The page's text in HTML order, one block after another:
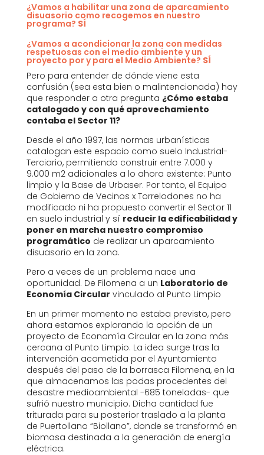
¿Vamos a habilitar una zona de aparcamiento
disuasorio como recogemos en nuestro
programa? SÍ
¿Vamos a acondicionar la zona con medidas
respetuosas con el medio ambiente y un
proyecto por y para el Medio Ambiente? SÍ
Pero para entender de dónde viene esta
confusión (sea esta bien o malintencionada) hay
que responder a otra pregunta ¿Cómo estaba
catalogado y con qué aprovechamiento
contaba el Sector 11?
Desde el año 1997, las normas urbanísticas
catalogan este espacio como suelo Industrial-
Terciario, permitiendo construir entre 7.000 y
9.000 m2 adicionales a lo ahora existente: Punto
limpio y la Base de Urbaser. Por tanto, el Equipo
de Gobierno de Vecinos x Torrelodones no ha
modificado ni ha propuesto convertir el Sector 11
en suelo industrial y sí reducir la edificabilidad y
poner en marcha nuestro compromiso
programático de realizar un aparcamiento
disuasorio en la zona.
Pero a veces de un problema nace una
oportunidad. De Filomena a un Laboratorio de
Economía Circular vinculado al Punto Limpio
En un primer momento no estaba previsto, pero
ahora estamos explorando la opción de un
proyecto de Economía Circular en la zona más
cercana al Punto Limpio. La idea surge tras la
intervención acometida por el Ayuntamiento
después del paso de la borrasca Filomena, en la
que almacenamos las podas procedentes del
desastre medioambiental -685 toneladas- que
sufrió nuestro municipio. Dicha cantidad fue
triturada para su posterior traslado a la planta
de Puertollano “Biollano”, donde se transformó en
biomasa destinada a la generación de energía
eléctrica.